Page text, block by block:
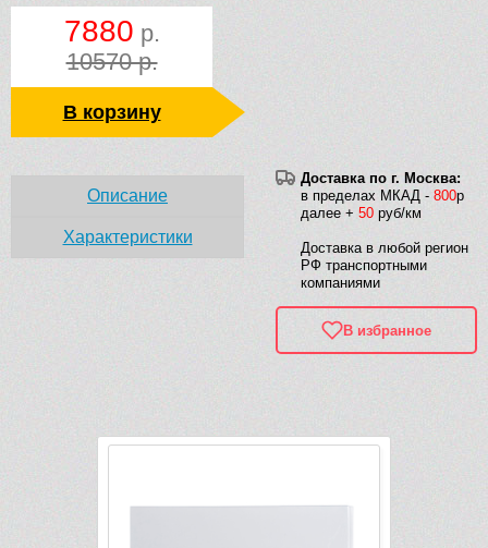
7880 р.
10570 р.
В корзину
Доставка по г. Москва:
в пределах МКАД - 800р
далее + 50 руб/км
Доставка в любой регион
РФ транспортными
компаниями
В избранное
Описание
Характеристики